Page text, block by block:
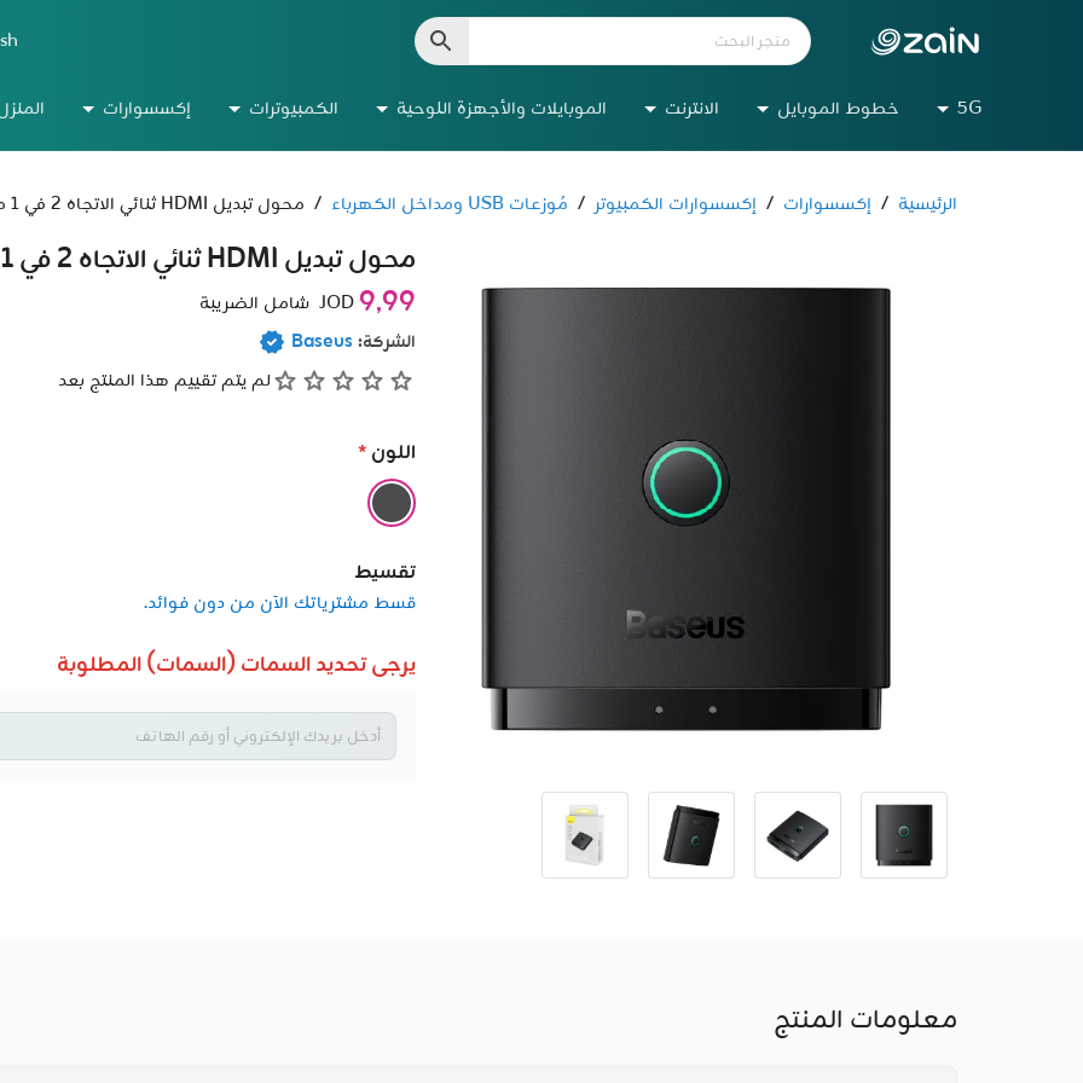
5G خطوط الموبايل الانترنت الموبايلات والأجهزة اللوحية الكمبيوترات إكسسوارات
الرئيسية / إكسسوارات / إكسسوارات الكمبيوتر / مُوزعات USB ومداخل الكهرباء / محول تبديل HDMI ثنائي الاتجاه 2 في 1 من سلسلة AirJoy من Baseus
محول تبديل HDMI ثنائي الاتجاه 2 في 1 من سلسلة AirJoy من Baseus
9٫99
شامل الضريبة
الشركة:Baseus
لم يتم تقييم هذا المنتج بعد
اللون *
تقسيط
قسط مشترياتك الآن من دون فوائد.
يرجى تحديد السمات (السمات) المطلوبة
معلومات المنتج